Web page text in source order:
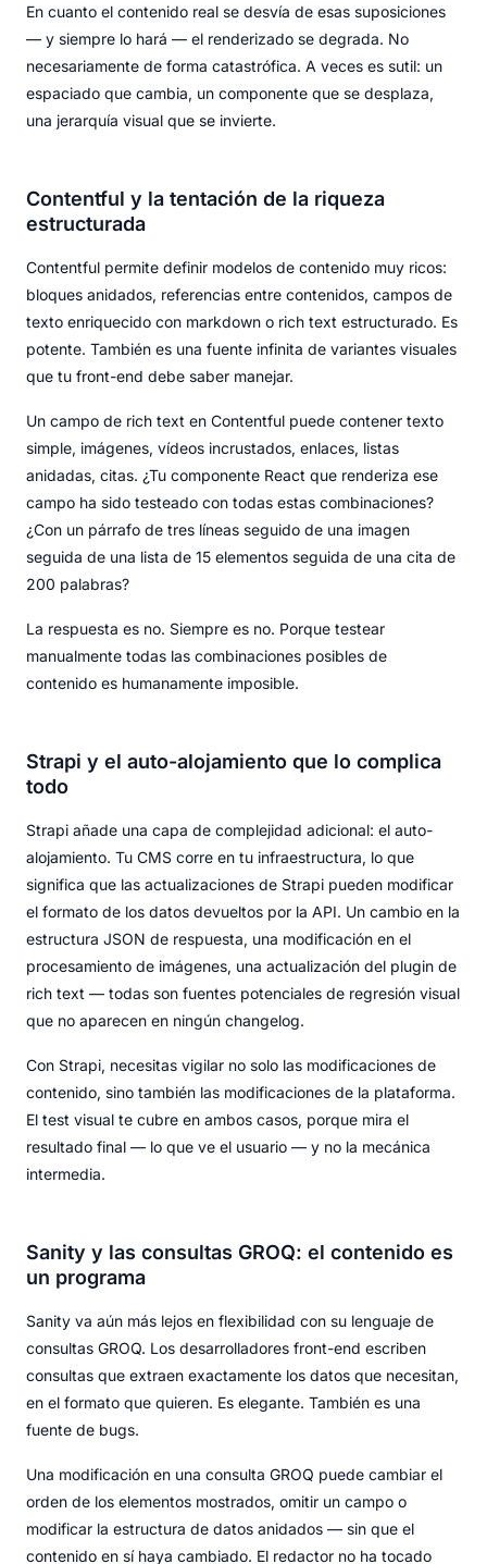
En cuanto el contenido real se desvía de esas suposiciones
— y siempre lo hará — el renderizado se degrada. No
necesariamente de forma catastrófica. A veces es sutil: un
espaciado que cambia, un componente que se desplaza,
una jerarquía visual que se invierte.
Contentful y la tentación de la riqueza
estructurada
Contentful permite definir modelos de contenido muy ricos:
bloques anidados, referencias entre contenidos, campos de
texto enriquecido con markdown o rich text estructurado. Es
potente. También es una fuente infinita de variantes visuales
que tu front-end debe saber manejar.
Un campo de rich text en Contentful puede contener texto
simple, imágenes, vídeos incrustados, enlaces, listas
anidadas, citas. ¿Tu componente React que renderiza ese
campo ha sido testeado con todas estas combinaciones?
¿Con un párrafo de tres líneas seguido de una imagen
seguida de una lista de 15 elementos seguida de una cita de
200 palabras?
La respuesta es no. Siempre es no. Porque testear
manualmente todas las combinaciones posibles de
contenido es humanamente imposible.
Strapi y el auto-alojamiento que lo complica
todo
Strapi añade una capa de complejidad adicional: el auto-
alojamiento. Tu CMS corre en tu infraestructura, lo que
significa que las actualizaciones de Strapi pueden modificar
el formato de los datos devueltos por la API. Un cambio en la
estructura JSON de respuesta, una modificación en el
procesamiento de imágenes, una actualización del plugin de
rich text — todas son fuentes potenciales de regresión visual
que no aparecen en ningún changelog.
Con Strapi, necesitas vigilar no solo las modificaciones de
contenido, sino también las modificaciones de la plataforma.
El test visual te cubre en ambos casos, porque mira el
resultado final — lo que ve el usuario — y no la mecánica
intermedia.
Sanity y las consultas GROQ: el contenido es
un programa
Sanity va aún más lejos en flexibilidad con su lenguaje de
consultas GROQ. Los desarrolladores front-end escriben
consultas que extraen exactamente los datos que necesitan,
en el formato que quieren. Es elegante. También es una
fuente de bugs.
Una modificación en una consulta GROQ puede cambiar el
orden de los elementos mostrados, omitir un campo o
modificar la estructura de datos anidados — sin que el
contenido en sí haya cambiado. El redactor no ha tocado